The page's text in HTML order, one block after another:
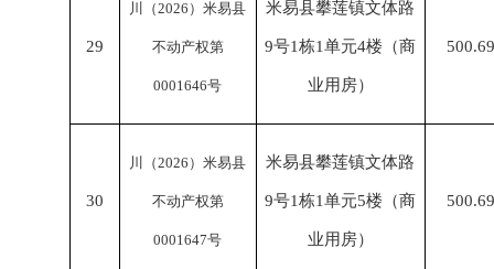
29
川（2026）米易县
不动产权第
0001646号
米易县攀莲镇文体路
9号1栋1单元4楼（商
业用房）
500.69
30
川（2026）米易县
不动产权第
0001647号
米易县攀莲镇文体路
9号1栋1单元5楼（商
业用房）
500.69